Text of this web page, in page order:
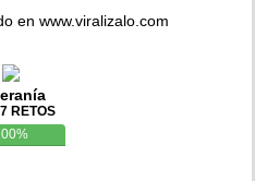
en www.viralizalo.com
RETOS